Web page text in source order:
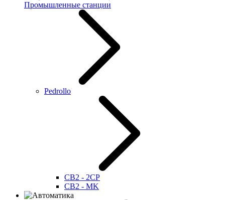
Промышленные станции
Pedrollo
CB2 - 2CP
CB2 - MK